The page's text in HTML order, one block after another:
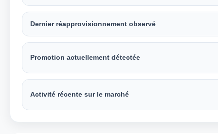
Dernier réapprovisionnement observé
Promotion actuellement détectée
Activité récente sur le marché